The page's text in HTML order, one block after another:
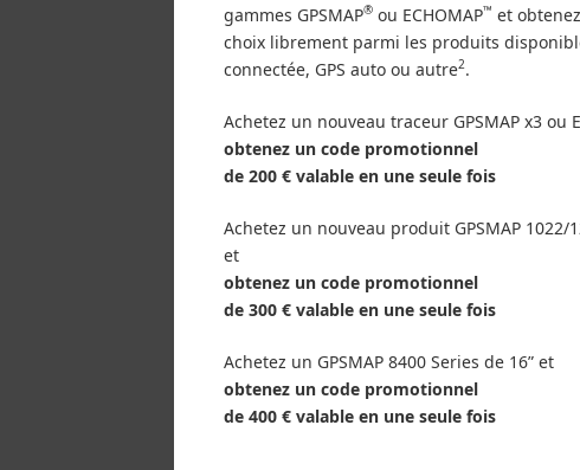
gammes GPSMAP® ou ECHOMAP™ et
choix librement parmi les produits
connectée, GPS auto ou autre2.
Achetez un nouveau traceur GPSMAP x3 ou
obtenez un code promotionnel
de 200 € valable en une seule fois
Achetez un nouveau produit GPSMAP 1022/
et
obtenez un code promotionnel
de 300 € valable en une seule fois
Achetez un GPSMAP 8400 Series de 16” et
obtenez un code promotionnel
de 400 € valable en une seule fois